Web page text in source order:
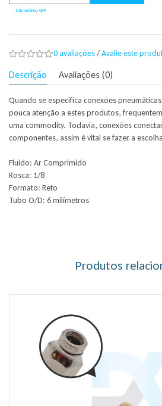
Não sei meu CEP
0 avaliações/Avalie este
Descrição Avaliações (0)
Quando se especifica conexões
pouca atenção a estes produtos,
uma commodity. Todavia, conexões
componentes, assim é vital se fazer a
Fluido: Ar Comprimido
Rosca: 1/8
Formato: Reto
Tubo O/D: 6 milímetros
Produtos